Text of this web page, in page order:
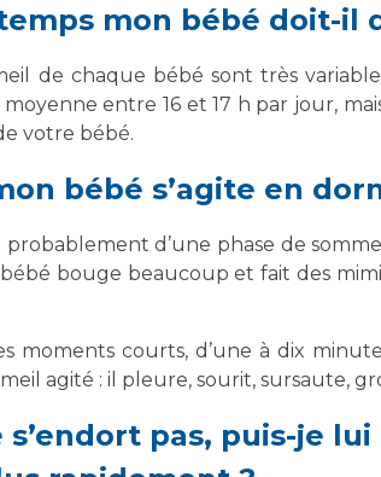
mon bébé doit-il
de chaque bébé sont très
entre 16 et 17 h par jour,
votre bébé.
bébé s’agite en
probablement d’une phase de
bouge beaucoup et fait des
moments courts, d’une à dix
agité : il pleure, sourit, sursaute,
s’endort pas, puis-je